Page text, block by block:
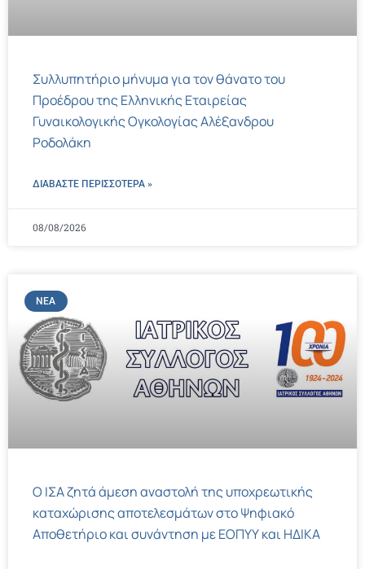
Συλλυπητήριο μήνυμα για τον θάνατο του
Προέδρου της Ελληνικής Εταιρείας
Γυναικολογικής Ογκολογίας Αλέξανδρου
Ροδολάκη
ΔΙΑΒΑΣΤΕ ΠΕΡΙΣΣΌΤΕΡΑ »
08/08/2026
ΝΈΑ
Ο ΙΣΑ ζητά άμεση αναστολή της υποχρεωτικής
καταχώρισης αποτελεσμάτων στο Ψηφιακό
Αποθετήριο και συνάντηση με ΕΟΠΥΥ και ΗΔΙΚΑ